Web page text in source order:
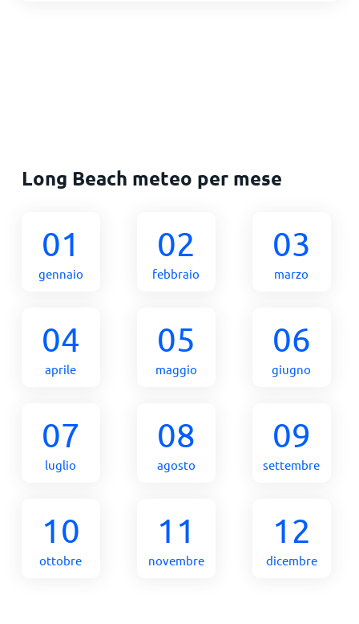
Long Beach meteo per mese
01
gennaio
02
febbraio
03
marzo
04
aprile
05
maggio
06
giugno
07
luglio
08
agosto
09
settembre
10
ottobre
11
novembre
12
dicembre